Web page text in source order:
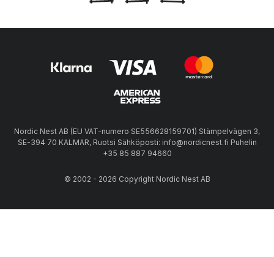
Nordic Nest AB (EU VAT-numero SE556628159701) Stämpelvägen 3,
SE-394 70 KALMAR, Ruotsi Sähköposti: info@nordicnest.fi Puhelin
+35 85 887 94660
© 2002 - 2026 Copyright Nordic Nest AB